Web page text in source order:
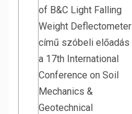
of B&C Light Falling
Weight Deflectometer
című szóbeli előadás
a 17th International
Conference on Soil
Mechanics &
Geotechnical